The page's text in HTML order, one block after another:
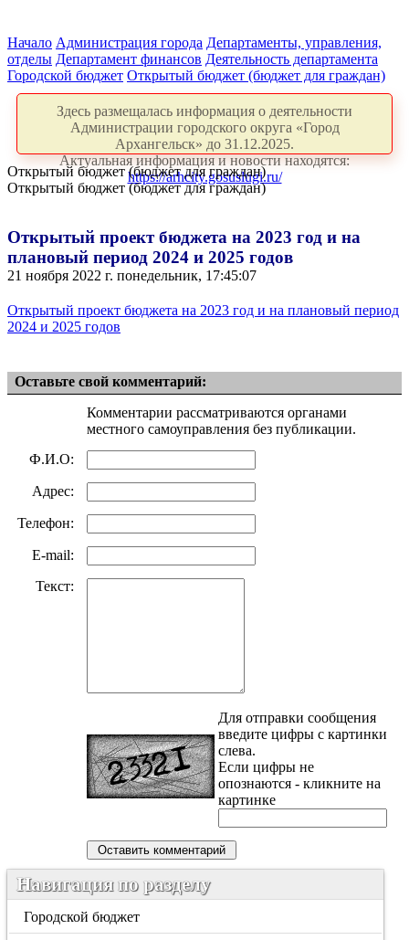
Начало Администрация города Департаменты, управления,
отделы Департамент финансов Деятельность департамента
Городской бюджет Открытый бюджет (бюджет для граждан)
Здесь размещалась информация о деятельности
Администрации городского округа «Город
Архангельск» до 31.12.2025.
Актуальная информация и новости находятся:
https://arhcity.gosuslugi.ru/
Открытый бюджет (бюджет для граждан)
Открытый бюджет (бюджет для граждан)
Открытый проект бюджета на 2023 год и на
плановый период 2024 и 2025 годов
21 ноября 2022 г. понедельник, 17:45:07
Открытый проект бюджета на 2023 год и на плановый период
2024 и 2025 годов
Оставьте свой комментарий:
Комментарии рассматриваются органами
местного самоуправления без публикации.
Ф.И.О:
Адрес:
Телефон:
E-mail:
Текст:
Для отправки сообщения
введите цифры с картинки
слева.
Если цифры не
опознаются - кликните на
картинке
Навигация по разделу
Городской бюджет